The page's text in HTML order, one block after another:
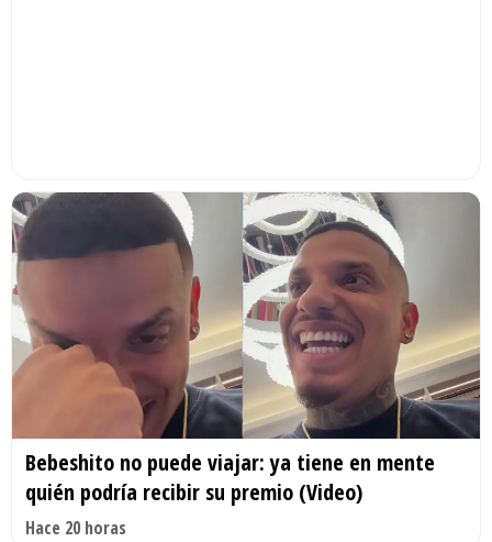
Bebeshito no puede viajar: ya tiene en mente
quién podría recibir su premio (Video)
Hace 20 horas